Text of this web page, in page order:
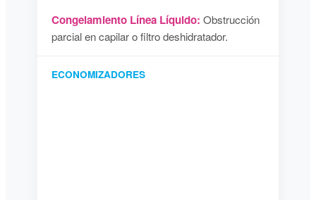
Congelamiento Línea Líquido: Obstrucción
parcial en capilar o filtro deshidratador.
ECONOMIZADORES